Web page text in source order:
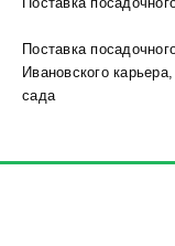
Поставка
Поставка
Ивановского
сада